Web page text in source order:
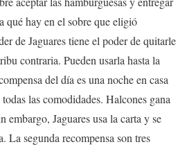
qué hay en el sobre que eligió
de Jaguares tiene el poder de quitarle
contraria. Pueden usarla hasta la
del día es una noche en casa
las comodidades. Halcones gana
embargo, Jaguares usa la carta y se
La segunda recompensa son tres